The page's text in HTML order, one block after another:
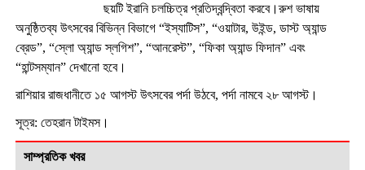
ছয়টি ইরানি চলচ্চিত্র প্রতিদ্বন্দ্বিতা করবে।রুশ ভাষায়
অনুষ্ঠিতব্য উৎসবের বিভিন্ন বিভাগে “ইস্যাটিস”, “ওয়াটার, উইন্ড, ডাস্ট অ্যান্ড
ব্রেড”, “স্লো অ্যান্ড স্লগিশ”, “আনরেস্ট”, “ফিকা অ্যান্ড ফিদান” এবং
“হান্টসম্যান” দেখানো হবে।
রাশিয়ার রাজধানীতে ১৫ আগস্ট উৎসবের পর্দা উঠবে, পর্দা নামবে ২৮ আগস্ট।
সূত্র: তেহরান টাইমস।
সাম্প্রতিক খবর